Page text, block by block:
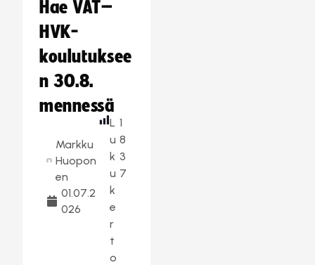
Hae VAT–
HVK-
koulutuksee
n 30.8.
mennessä
Markku
Huopon
en
01.07.2
026
L
u
k
u
k
e
r
t
o
1
8
3
7